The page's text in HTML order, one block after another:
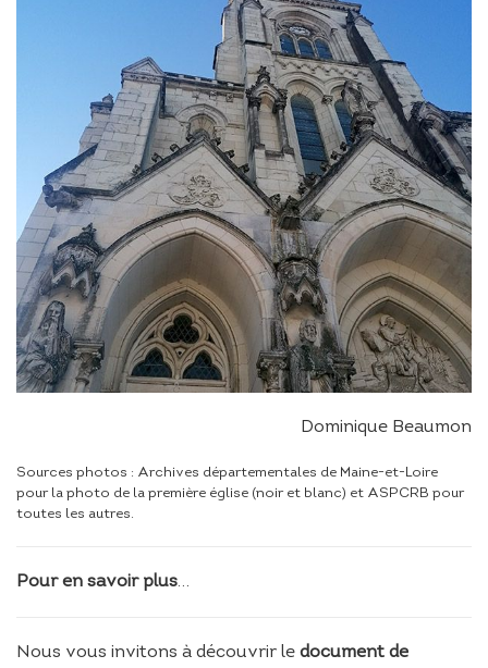
Dominique Beaumon
Sources photos : Archives départementales de Maine-et-Loire
pour la photo de la première église (noir et blanc) et ASPCRB pour
toutes les autres.
Pour en savoir plus…
Nous vous invitons à découvrir le document de